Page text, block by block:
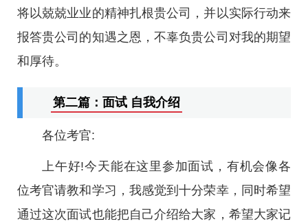
将以兢兢业业的精神扎根贵公司，并以实际行动来
报答贵公司的知遇之恩，不辜负贵公司对我的期望
和厚待。
第二篇：面试 自我介绍
各位考官:
上午好!今天能在这里参加面试，有机会像各
位考官请教和学习，我感觉到十分荣幸，同时希望
通过这次面试也能把自己介绍给大家，希望大家记